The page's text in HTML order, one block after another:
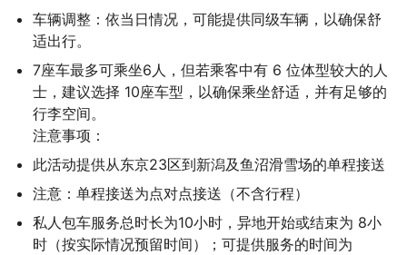
车辆调整：依当日情况，可能提供同级车辆，以确保舒
适出行。
7座车最多可乘坐6人，但若乘客中有 6 位体型较大的人
士，建议选择 10座车型，以确保乘坐舒适，并有足够的
行李空间。
注意事项：
此活动提供从东京23区到新潟及鱼沼滑雪场的单程接送
注意：单程接送为点对点接送（不含行程）
私人包车服务总时长为10小时，异地开始或结束为 8小
时（按实际情况预留时间）；可提供服务的时间为